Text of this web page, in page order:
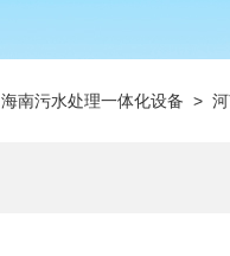
海南污水处理一体化设备 >